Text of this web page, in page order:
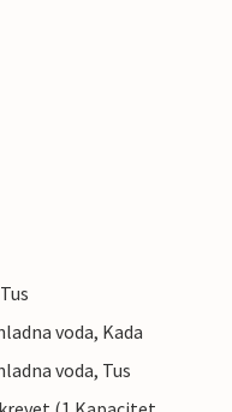
voda, Kada
voda, Tus